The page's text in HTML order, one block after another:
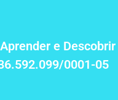
e Descobrir
0001-05